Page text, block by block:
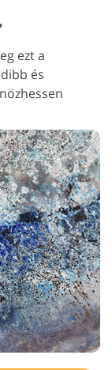
ezt a
és